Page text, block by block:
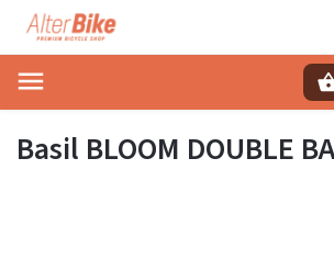
Basil BLOOM DOUBLE